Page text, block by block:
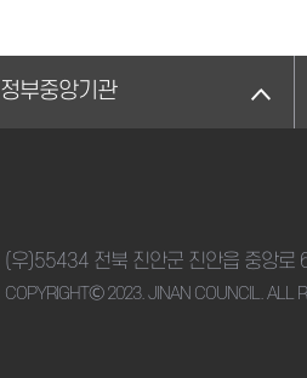
정부중앙기관
(우)55434 전북 진안군 진안읍 중앙로
COPYRIGHTⒸ 2023. JINAN COUNCIL. ALL